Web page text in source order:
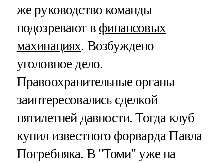
же руководство команды
подозревают в финансовых
махинациях. Возбуждено
уголовное дело.
Правоохранительные органы
заинтересовались сделкой
пятилетней давности. Тогда клуб
купил известного форварда Павла
Погребняка. В "Томи" уже на